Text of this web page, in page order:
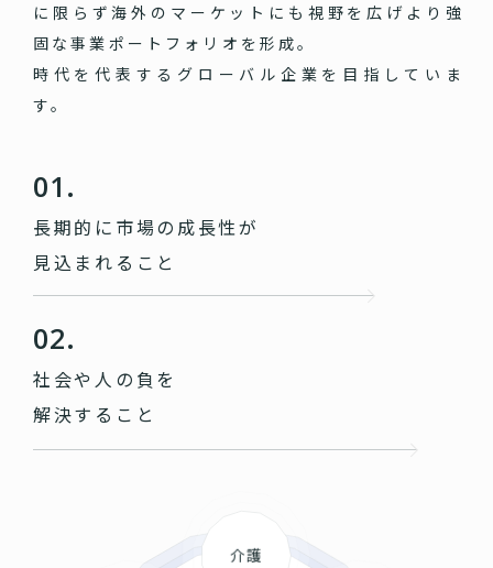
に限らず海外のマーケットにも視野を広げより強
固な事業ポートフォリオを形成。
時代を代表するグローバル企業を目指していま
す。
01.
長期的に市場の成長性が
見込まれること
02.
社会や人の負を
解決すること
介護